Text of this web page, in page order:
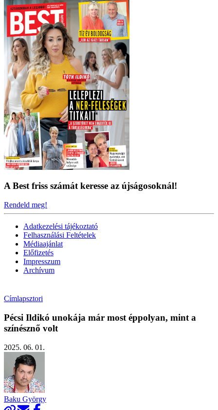
A Best friss számát keresse az újságosoknál!
Rendeld meg!
Adatkezelési tájékoztató
Felhasználási Feltételek
Médiaajánlat
Előfizetés
Impresszum
Archívum
Címlapsztori
Pécsi Ildikó unokája már most éppolyan, mint a
színésznő volt
2025. 06. 01.
Baku György